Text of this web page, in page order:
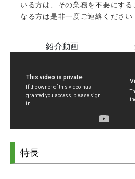
いる方は、その業務を不要にす
なる方は是非一度ご連絡ください
紹介動画
特長